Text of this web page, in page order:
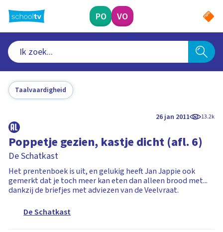
naar
hoofdinhoud
PO VO
Taalvaardigheid
26 jan 2011 13.2k
Poppetje gezien, kastje dicht (afl. 6)
De Schatkast
Het prentenboek is uit, en gelukig heeft Jan Jappie ook
gemerkt dat je toch meer kan eten dan alleen brood met...
dankzij de briefjes met adviezen van de Veelvraat.
De Schatkast